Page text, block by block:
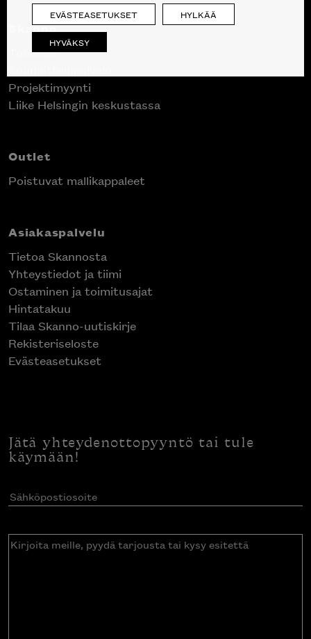
Skanno
Tuotteet
Projektimyynti
Liike Helsingin keskustassa
Outlet
Poistuvat mallikappaleet
Asiakaspalvelu
Tietoa Skannosta
Yhteystiedot ja tiimi
Ostaminen ja toimitusajat
Hintatakuu
Tilaa Skanno-uutiskirje
Rekisteriseloste
Evästeasetukset
Jätä yhteydenottopyyntö tai tule
käymään!
Sähköpostiosoite(Pakollinen)
Kirjoita
EVÄSTEASETUKSET HYLKÄÄ
HYVÄKSY